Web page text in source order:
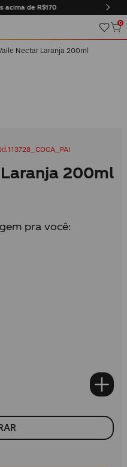
Entregas somente na cidade do Rio
0
Nectar Laranja 200ml
113728_COCA_PAI
200ml
pra você: